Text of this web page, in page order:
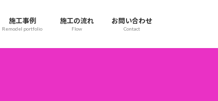
施工事例
Remodel portfolio
施工の流れ
Flow
お問い合わせ
Contact